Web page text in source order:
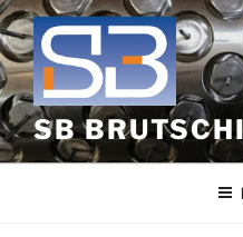
Zum
Inhalt
springen
SB